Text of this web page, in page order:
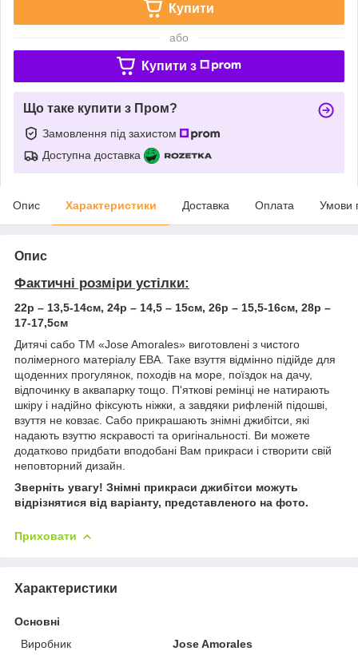
Купити
або
Купити з
Що таке купити з Пром?
Замовлення під захистом
Доступна доставка
Опис Характеристики Доставка Оплата Умови
Опис
Фактичні розміри устілки:
22р – 13,5-14см, 24р – 14,5 – 15см, 26р – 15,5-16см, 28р –
17-17,5см
Дитячі сабо ТМ «Jose Amorales» виготовлені з чистого
полімерного матеріалу ЕВА. Таке взуття відмінно підійде для
щоденних прогулянок, походів на море, поїздок на дачу,
відпочинку в аквапарку тощо. П'яткові ремінці не натирають
шкіру і надійно фіксують ніжки, а завдяки рифленій підошві,
взуття не ковзає. Сабо прикрашають знімні джибітси, які
надають взуттю яскравості та оригінальності. Ви можете
додатково придбати вподобані Вам прикраси і створити свій
неповторний дизайн.
Зверніть увагу! Знімні прикраси джибітси можуть
відрізнятися від варіанту, представленого на фото.
Приховати
Характеристики
Основні
Виробник
Jose Amorales